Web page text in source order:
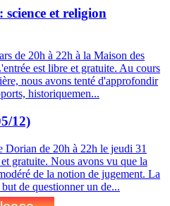
et religion
de 20h à 22h à la Maison des
est libre et gratuite. Au cours
nous avons tenté d'approfondir
historiquemen...
12)
Dorian de 20h à 22h le jeudi 31
gratuite. Nous avons vu que la
de la notion de jugement. La
de questionner un de...